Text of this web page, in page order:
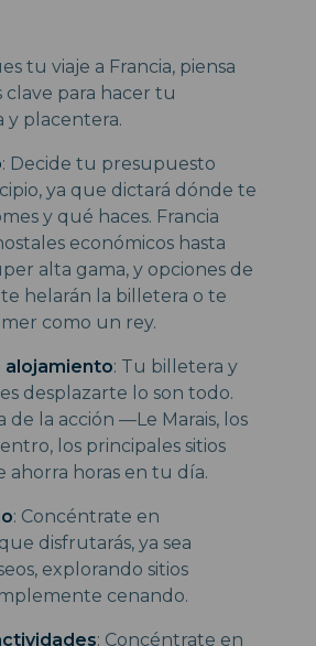
tu viaje a Francia, piensa
clave para hacer tu
y placentera.
: Decide tu presupuesto
ya que dictará dónde te
y qué haces. Francia
económicos hasta
alta gama, y opciones de
helarán la billetera o te
como un rey.
alojamiento: Tu billetera y
desplazarte lo son todo.
de la acción —Le Marais, los
los principales sitios
horas en tu día.
: Concéntrate en
disfrutarás, ya sea
explorando sitios
cenando.
: Concéntrate en